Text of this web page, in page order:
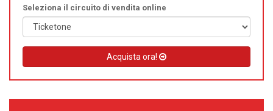
Seleziona il circuito di vendita online
Acquista ora!